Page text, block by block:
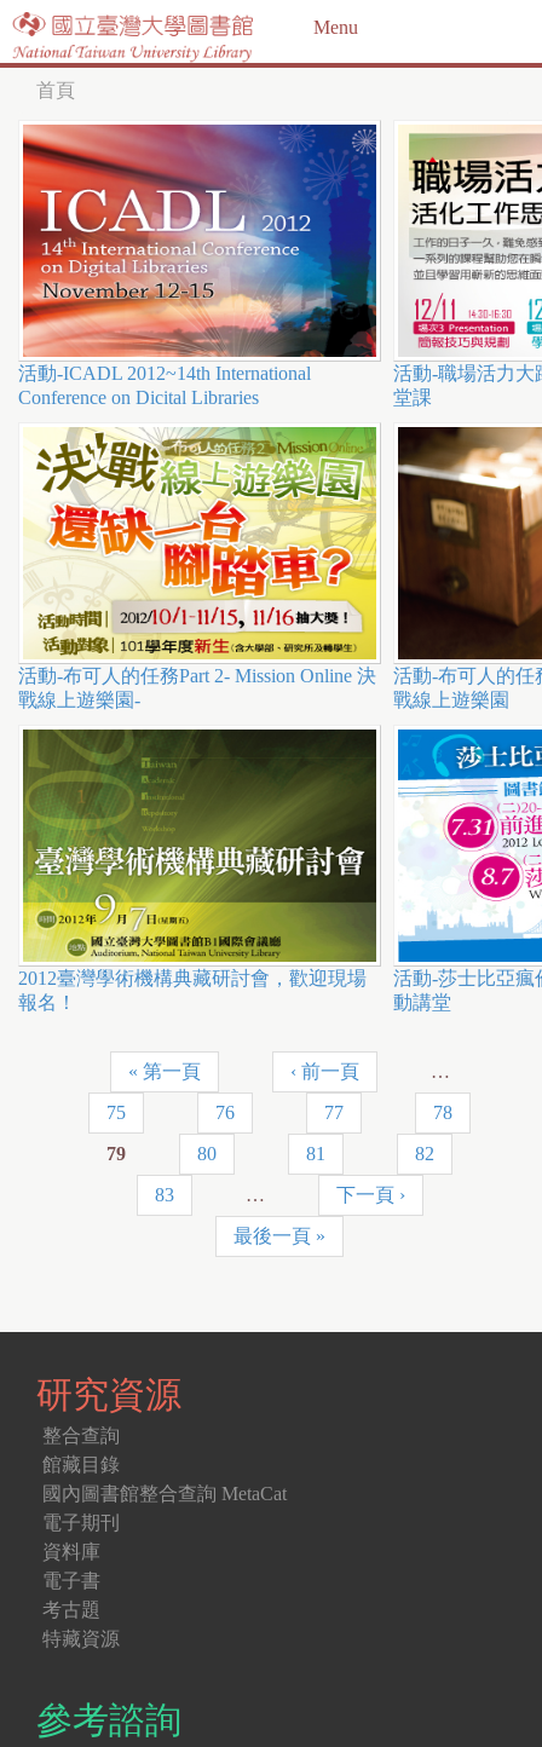
Jump to navigation
Menu
您
在
這
裡
首頁
活動-ICADL 2012~14th International
Conference on Dicital Libraries
活動-職場活力大
堂課
活動-布可人的任務Part 2- Mission Online 決
戰線上遊樂園-
活動-布可人的任
戰線上遊樂園
2012臺灣學術機構典藏研討會，歡迎現場
報名！
活動-莎士比亞
動講堂
« 第一頁 ‹ 前一頁
…
75
76 77
78
79
80 81
82
83
…
下一頁 ›
最後一頁 »
研究資源
整合查詢
館藏目錄
國內圖書館整合查詢 MetaCat
電子期刊
資料庫
電子書
考古題
特藏資源
參考諮詢